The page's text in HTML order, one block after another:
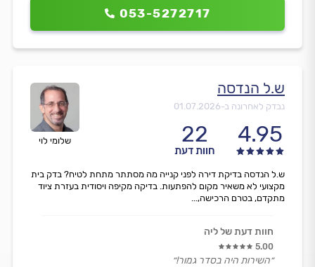
053-5272717
שלומי לוי
ש.ל הנדסה
נבדק לאחרונה ב-01.07.2026
4.95
22
חוות דעת
ש.ל הנדסה בדיקת דירה לפני קנייה מה מסתתר מתחת לטיח? בדק בית
מקצועי לא משאיר מקום להפתעות. בדיקה מקיפה ויסודית בעזרת ציוד
מתקדם, בטרם הרכישה,...
חוות דעת של ליה
5.00
״השירות היה בסדר גמור!״